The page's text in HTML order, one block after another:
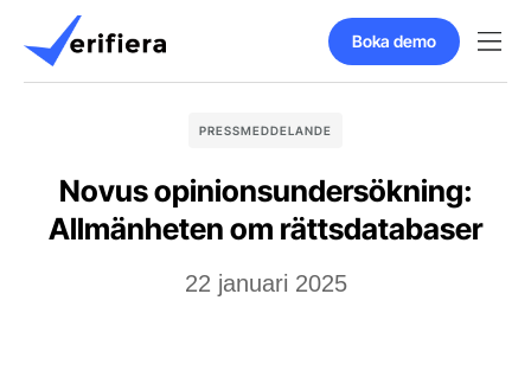
Boka demo
PRESSMEDDELANDE
Novus opinionsundersökning:
Allmänheten om rättsdatabaser
22 januari 2025